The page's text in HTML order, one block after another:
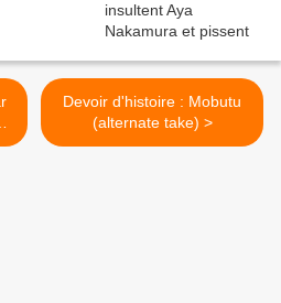
Devoir d'histoire : Mobutu
(alternate take) >